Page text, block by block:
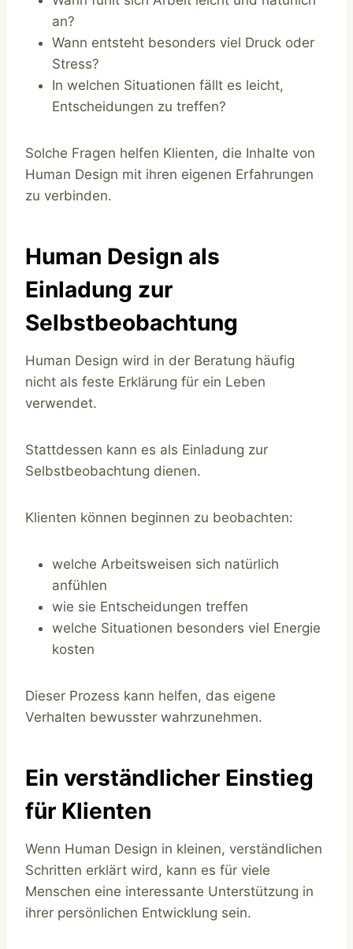
an?
Wann entsteht besonders viel Druck oder
Stress?
In welchen Situationen fällt es leicht,
Entscheidungen zu treffen?
Solche Fragen helfen Klienten, die Inhalte von
Human Design mit ihren eigenen Erfahrungen
zu verbinden.
Human Design als
Einladung zur
Selbstbeobachtung
Human Design wird in der Beratung häufig
nicht als feste Erklärung für ein Leben
verwendet.
Stattdessen kann es als Einladung zur
Selbstbeobachtung dienen.
Klienten können beginnen zu beobachten:
welche Arbeitsweisen sich natürlich
anfühlen
wie sie Entscheidungen treffen
welche Situationen besonders viel Energie
kosten
Dieser Prozess kann helfen, das eigene
Verhalten bewusster wahrzunehmen.
Ein verständlicher Einstieg
für Klienten
Wenn Human Design in kleinen, verständlichen
Schritten erklärt wird, kann es für viele
Menschen eine interessante Unterstützung in
ihrer persönlichen Entwicklung sein.